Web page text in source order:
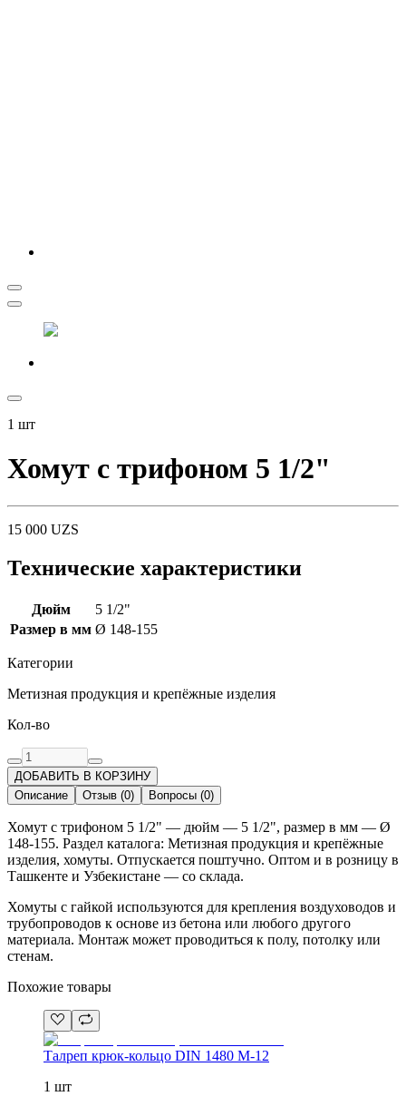
1 шт
Хомут с трифоном 5 1/2"
15 000 UZS
Технические характеристики
Дюйм
5 1/2"
Размер в мм Ø 148-155
Категории
Метизная продукция и крепёжные изделия
Кол-во
ДОБАВИТЬ В КОРЗИНУ
Описание
Отзыв (0) Вопросы (0)
Хомут с трифоном 5 1/2" — дюйм — 5 1/2", размер в мм — Ø
148-155. Раздел каталога: Метизная продукция и крепёжные
изделия, хомуты. Отпускается поштучно. Оптом и в розницу в
Ташкенте и Узбекистане — со склада.
Хомуты с гайкой используются для крепления воздуховодов и
трубопроводов к основе из бетона или любого другого
материала. Монтаж может проводиться к полу, потолку или
стенам.
Похожие товары
Талреп крюк-кольцо DIN 1480 М-12
1 шт